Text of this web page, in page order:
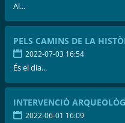
Al...
PELS CAMINS DE LA
2022-07-03 16:54
És el dia...
INTERVENCIÓ
2022-06-01 16:09